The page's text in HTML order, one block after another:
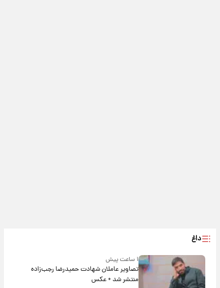
داغ
۱ ساعت پیش
تصاویر عاملان شهادت حمیدرضا رجب‌زاده
منتشر شد + عکس